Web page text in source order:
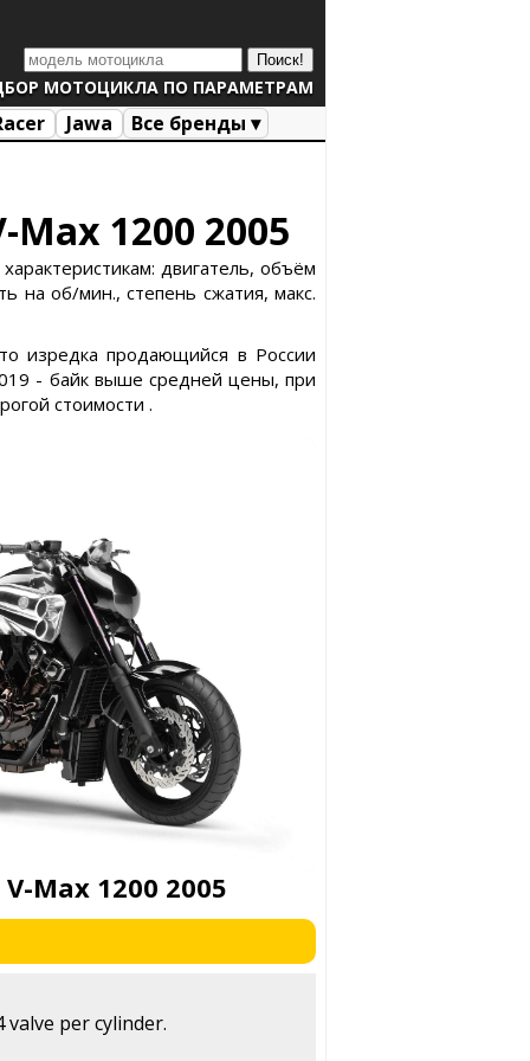
МОТОЦИКЛА ПО ПАРАМЕТРАМ
Jawa Все бренды ▾
Max 1200 2005
двигатель, объём
на об/мин., степень сжатия, макс.
изредка продающийся в России
- байк выше средней цены, при
стоимости .
Max 1200 2005
valve per cylinder.